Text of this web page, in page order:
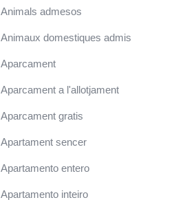
Animals admesos
Animaux domestiques admis
Aparcament
Aparcament a l'allotjament
Aparcament gratis
Apartament sencer
Apartamento entero
Apartamento inteiro